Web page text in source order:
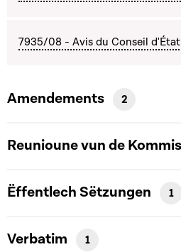
7935/08 - Avis du Conseil d'État
Amendements 2
Reunioune vun de
Ëffentlech Sëtzungen 1
Verbatim 1